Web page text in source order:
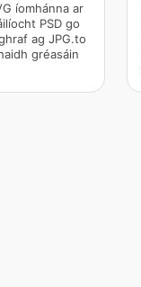
íomhánna ar
PSD go
ag JPG.to
gréasáin